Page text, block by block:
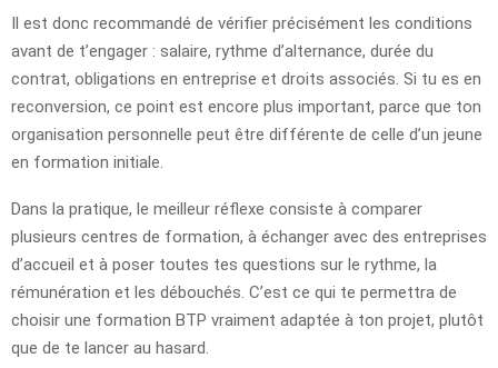
Il est donc recommandé de vérifier précisément les conditions
avant de t’engager : salaire, rythme d’alternance, durée du
contrat, obligations en entreprise et droits associés. Si tu es en
reconversion, ce point est encore plus important, parce que ton
organisation personnelle peut être différente de celle d’un jeune
en formation initiale.
Dans la pratique, le meilleur réflexe consiste à comparer
plusieurs centres de formation, à échanger avec des entreprises
d’accueil et à poser toutes tes questions sur le rythme, la
rémunération et les débouchés. C’est ce qui te permettra de
choisir une formation BTP vraiment adaptée à ton projet, plutôt
que de te lancer au hasard.